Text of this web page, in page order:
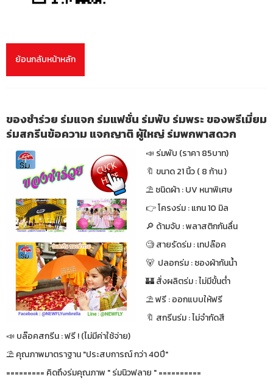
ย้อนกลับหน้าหลัก
ของชำร่วย ร่มแจก ร่มแฟชั่น ร่มพับ ร่มพระ ของพรีเมี่ยม
ร่มสกรีนข้อความ แจกญาติ ผู้ใหญ่ ร่มพกพาสดวก
📣 ร่มพับ (ราคา 85บาท)
🔖 ขนาด 21 นิ้ว ( 8 ก้าน )
⛱ ชนิดผ้า : UV หนาพิเศษ
👉 โครงร่ม : แกน 10 มิล
🔎 ด้ามจับ : พลาสติกกันลื่น
🧐 สายรัดร่ม : เทปล๊อค
🐻 ปลอกร่ม : ซองผ้ากันน้ำ
🏰 สั่งผลิตร่ม : ไม่มีขั้นต่ำ
⛱ ฟรี : ออกแบบให้ฟรี
🔖 สกรีนร่ม : ไม่จำกัดสี
📣 บล๊อคสกรีน : ฟรี ! (ไม่มีค่าใช้จ่าย)
⛱ คุณภาพมาตราฐาน "ประสบการณ์ กว่า 40ปี"
========= คิดถึงร่มคุณภาพ " ร่มนิวฟลาย " ==========